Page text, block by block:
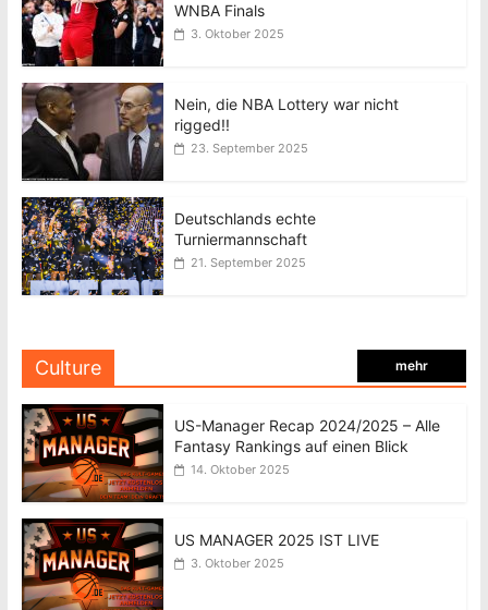
WNBA Finals
3. Oktober 2025
Nein, die NBA Lottery war nicht
rigged!!
23. September 2025
Deutschlands echte
Turniermannschaft
21. September 2025
Culture mehr
US-Manager Recap 2024/2025 – Alle
Fantasy Rankings auf einen Blick
14. Oktober 2025
US MANAGER 2025 IST LIVE
3. Oktober 2025